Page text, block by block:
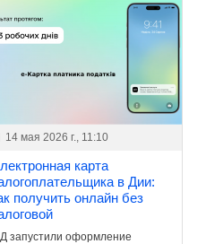
14 мая 2026 г., 11:10
карта
в Дии:
получить онлайн без
запустили оформление